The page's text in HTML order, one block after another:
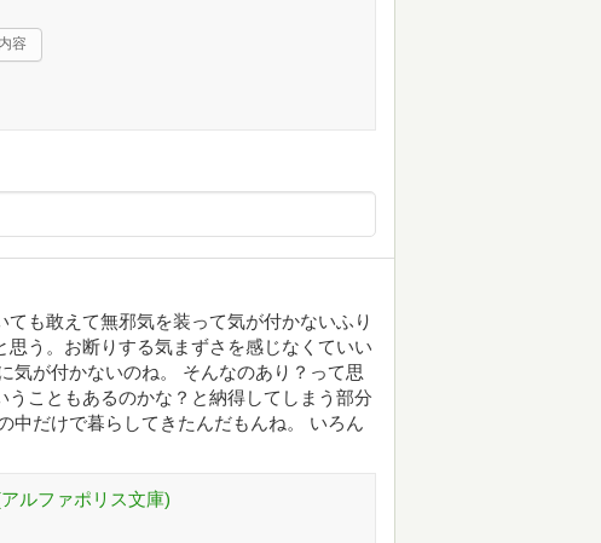
容
も敢えて無邪気を装って気が付かないふり
う。お断りする気まずさを感じなくていい
気が付かないのね。 そんなのあり？って思
こともあるのかな？と納得してしまう部分
中だけで暮らしてきたんだもんね。 いろん
ルファポリス文庫)